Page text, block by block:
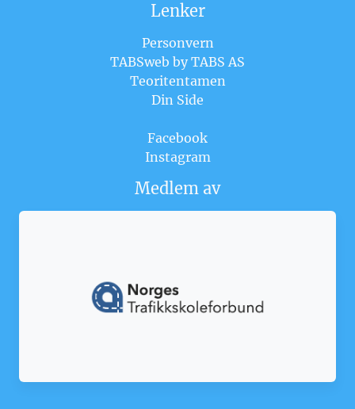
Lenker
Personvern
TABSweb by TABS AS
Teoritentamen
Din Side
Facebook
Instagram
Medlem av